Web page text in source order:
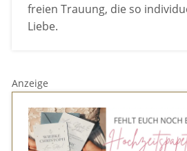
freien Trauung, die so
Liebe.
Anzeige